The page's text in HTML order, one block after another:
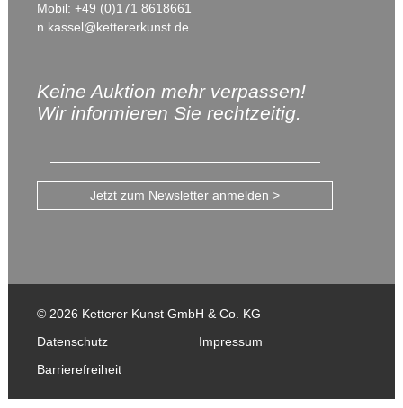
Mobil: +49 (0)171 8618661
n.kassel@kettererkunst.de
Keine Auktion mehr verpassen!
Wir informieren Sie rechtzeitig.
Jetzt zum Newsletter anmelden >
© 2026 Ketterer Kunst GmbH & Co. KG
Datenschutz
Impressum
Barrierefreiheit